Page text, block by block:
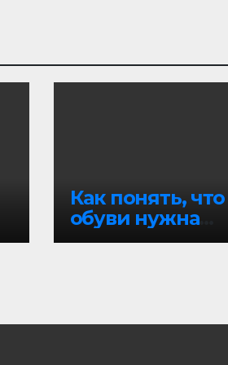
Как понять, что
обуви нужна